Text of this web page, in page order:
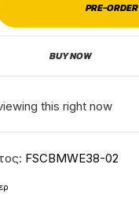
PRE-ORDER
BUY NOW
this right now
FSCBMWE38-02